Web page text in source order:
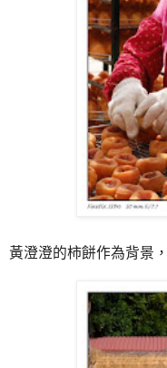
黃澄澄的柿餅作為背景